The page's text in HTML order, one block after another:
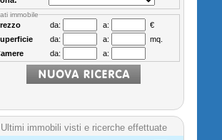
immobile
da: a:
€
da: a:
mq.
da: a:
Ultimi immobili visti e ricerche effettuate